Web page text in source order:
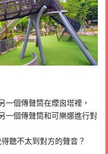
一個傳聲筒在煙囪塔裡，
一個傳聲筒和可樂娜進行對
聽不太到對方的聲音？